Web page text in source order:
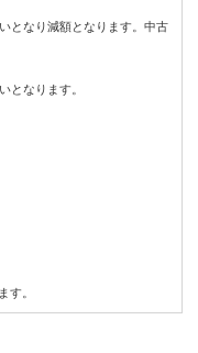
となり減額となります。中古
となります。
す。